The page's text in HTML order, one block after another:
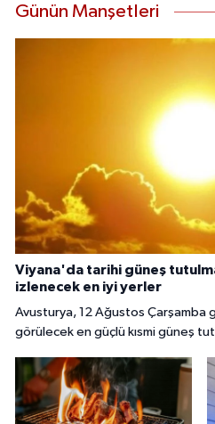
Günün Manşetleri
Viyana'da tarihi güneş
izlenecek en iyi yerler
Avusturya, 12 Ağustos Çarşamba
görülecek en güçlü kısmi güneş
85 ila 89'unun Ay tarafından
izlemek için çeşitli noktalarda bir